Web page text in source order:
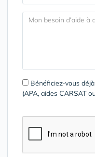
Bénéficiez-vous
(APA, aides CARSAT